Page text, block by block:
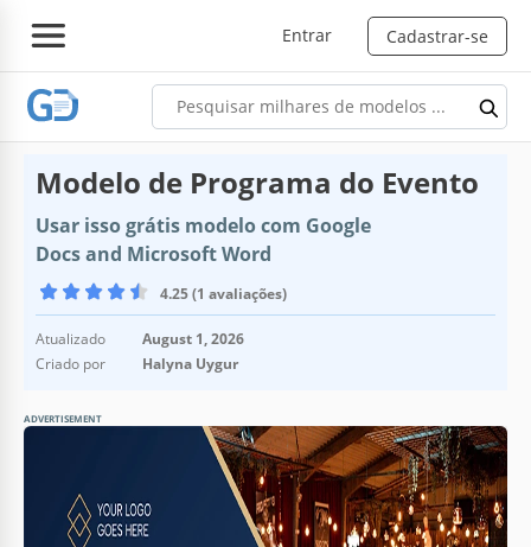
Entrar Cadastrar-se
Modelo de Programa do Evento
Usar isso grátis modelo com Google
Docs and Microsoft Word
4.25 (1 avaliações)
Atualizado
August 1, 2026
Criado por
Halyna Uygur
ADVERTISEMENT